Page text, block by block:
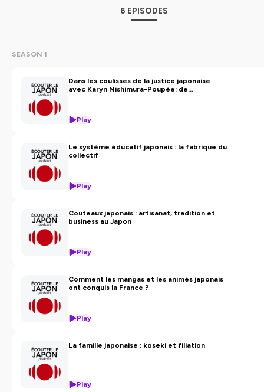
Japon, ses enjeux, ses codes et ses évolutions.
Hébergé par Ausha. Pour plus d’informations sur la
Hébergé par Ausha. Visitezausha.co/politique-de-
confidentialite
6 EPISODES
SEASON 1
Dans les coulisses de la justice japonaise
avec Karyn Nishimura-Poupée: de
Play
Le système éducatif japonais : la fabrique du
collectif
Play
Couteaux japonais : artisanat, tradition et
business au Japon
Play
Comment les mangas et les animés japonais
ont conquis la France ?
Play
La famille japonaise : koseki et filiation
Play